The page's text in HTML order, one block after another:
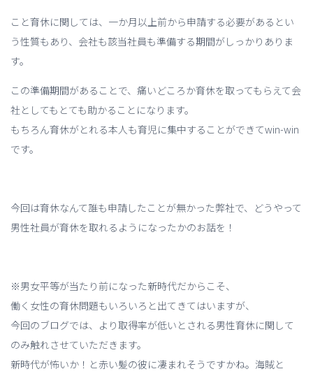
こと育休に関しては、一か月以上前から申請する必要があるとい
う性質もあり、会社も該当社員も準備する期間がしっかりありま
す。
この準備期間があることで、痛いどころか育休を取ってもらえて会
社としてもとても助かることになります。
もちろん育休がとれる本人も育児に集中することができてwin-win
です。
今回は育休なんて誰も申請したことが無かった弊社で、どうやって
男性社員が育休を取れるようになったかのお話を！
※男女平等が当たり前になった新時代だからこそ、
働く女性の育休問題もいろいろと出てきてはいますが、
今回のブログでは、より取得率が低いとされる男性育休に関して
のみ触れさせていただきます。
新時代が怖いか！と赤い髪の彼に凄まれそうですかね。海賊と